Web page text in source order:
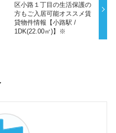
区小路１丁目の生活保護の
方もご入居可能オススメ賃
貸物件情報【小路駅 /
1DK(22.00㎡)】※